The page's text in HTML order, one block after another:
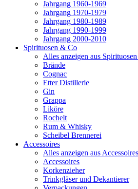
Jahrgang 1960-1969
Jahrgang 1970-1979
Jahrgang 1980-1989
Jahrgang 1990-1999
Jahrgang 2000-2010
Spirituosen & Co
Alles anzeigen aus
Brände
Cognac
Etter Distillerie
Gin
Grappa
Liköre
Rochelt
Rum & Whisky
Scheibel Brennerei
Accessoires
Alles anzeigen aus Accessoires
Accessoires
Korkenzieher
Trinkgläser und Dekantierer